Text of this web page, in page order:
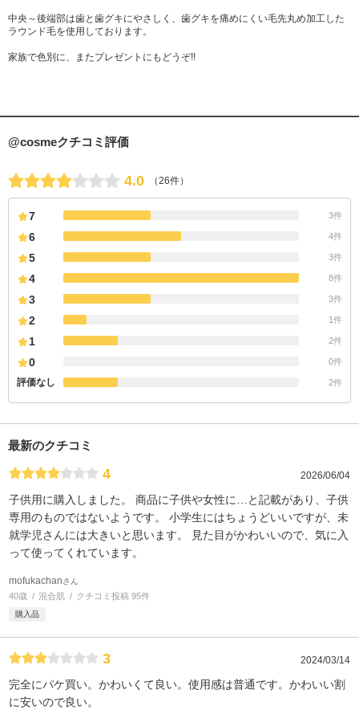
中央～後端部は歯と歯グキにやさしく、歯グキを痛めにくい毛先丸め加工した
ラウンド毛を使用しております。
家族で色別に、またプレゼントにもどうぞ!!
@cosmeクチコミ評価
4.0 （26件）
7 3件
6 4件
5 3件
4 8件
3 3件
2 1件
1 2件
0 0件
評価なし 2件
最新のクチコミ
4 2026/06/04
子供用に購入しました。 商品に子供や女性に…と記載があり、子供
専用のものではないようです。 小学生にはちょうどいいですが、未
就学児さんには大きいと思います。 見た目がかわいいので、気に入
って使ってくれています。
mofukachanさん
40歳 混合肌 クチコミ投稿 95件
購入品
3 2024/03/14
完全にパケ買い。かわいくて良い。使用感は普通です。かわいい割
に安いので良い。